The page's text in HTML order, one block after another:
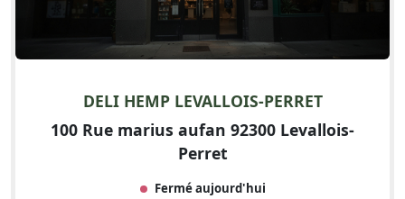
DELI HEMP LEVALLOIS-PERRET
100 Rue marius aufan 92300 Levallois-
Perret
Fermé aujourd'hui